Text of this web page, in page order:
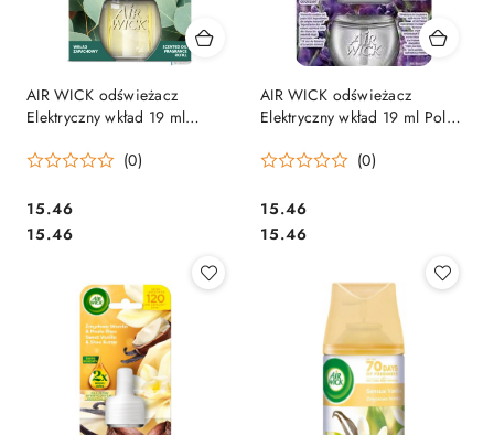
AIR WICK odświeżacz
Elektryczny wkład 19 ml
Drzewo Cedrowe, 18246
(0)
Cena:
15.46
Cena:
15.46
AIR WICK odświeżacz
Elektryczny wkład 19 ml Pola
18277
(0)
Cena:
15.46
Cena:
15.46